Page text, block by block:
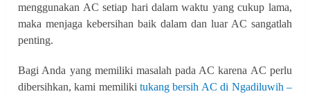
menggunakan AC setiap hari dalam waktu yang cukup lama,
maka menjaga kebersihan baik dalam dan luar AC sangatlah
penting.
Bagi Anda yang memiliki masalah pada AC karena AC perlu
dibersihkan, kami memilikitukang bersih AC di Ngadiluwih –